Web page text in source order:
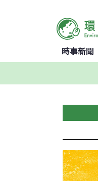
時事新聞